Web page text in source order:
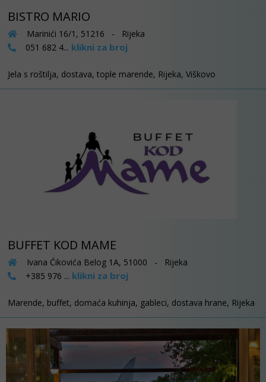
BISTRO MARIO
Marinići 16/1, 51216 - Rijeka
051 682 4... klikni za broj
Jela s roštilja, dostava, tople marende, Rijeka, Viškovo
BUFFET KOD MAME
Ivana Ćikovića Belog 1A, 51000 - Rijeka
+385 976 ... klikni za broj
Marende, buffet, domaća kuhinja, gableci, dostava hrane, Rijeka